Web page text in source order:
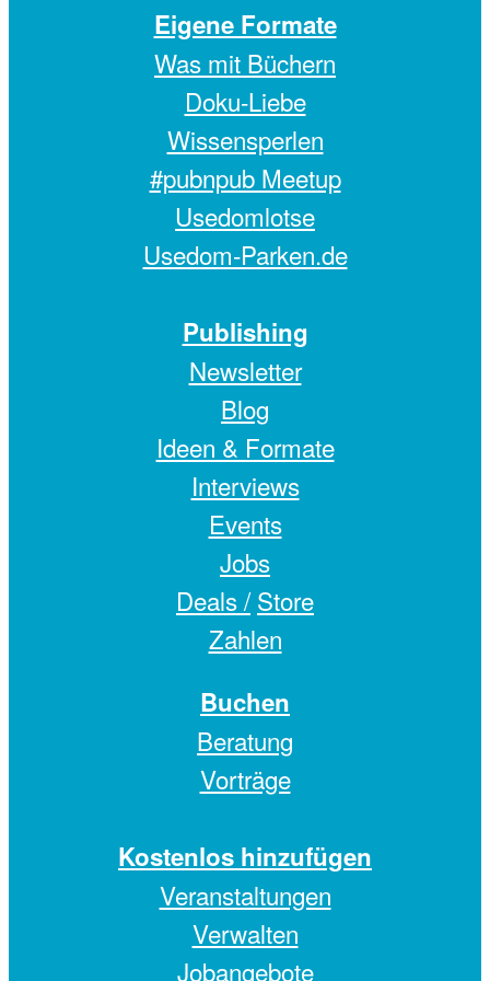
Eigene Formate
Was mit Büchern
Doku-Liebe
Wissensperlen
#pubnpub Meetup
Usedomlotse
Usedom-Parken.de
Publishing
Newsletter
Blog
Ideen & Formate
Interviews
Events
Jobs
Deals / Store
Zahlen
Buchen
Beratung
Vorträge
Kostenlos hinzufügen
Veranstaltungen
Verwalten
Jobangebote